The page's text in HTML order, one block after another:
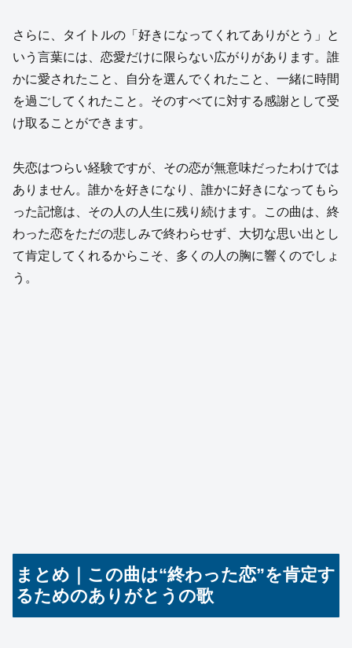
さらに、タイトルの「好きになってくれてありがとう」と
いう言葉には、恋愛だけに限らない広がりがあります。誰
かに愛されたこと、自分を選んでくれたこと、一緒に時間
を過ごしてくれたこと。そのすべてに対する感謝として受
け取ることができます。
失恋はつらい経験ですが、その恋が無意味だったわけでは
ありません。誰かを好きになり、誰かに好きになってもら
った記憶は、その人の人生に残り続けます。この曲は、終
わった恋をただの悲しみで終わらせず、大切な思い出とし
て肯定してくれるからこそ、多くの人の胸に響くのでしょ
う。
まとめ｜この曲は“終わった恋”を肯定す
るためのありがとうの歌